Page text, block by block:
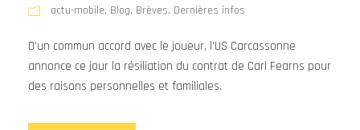
actu-mobile, Blog, Brèves, Dernières infos
D’un commun accord avec le joueur, l’US Carcassonne
annonce ce jour la résiliation du contrat de Carl Fearns pour
des raisons personnelles et familiales.